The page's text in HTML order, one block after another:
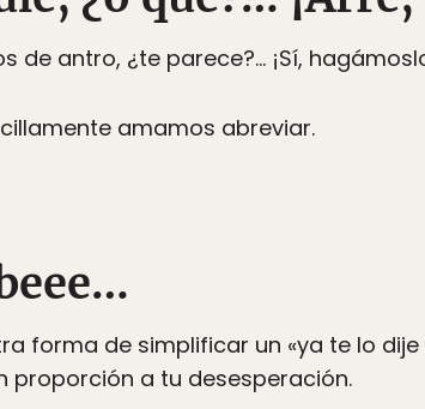
de antro, ¿te parece?… ¡Sí,
amamos abreviar.
forma de simplificar un «ya te lo
proporción a tu desesperación.